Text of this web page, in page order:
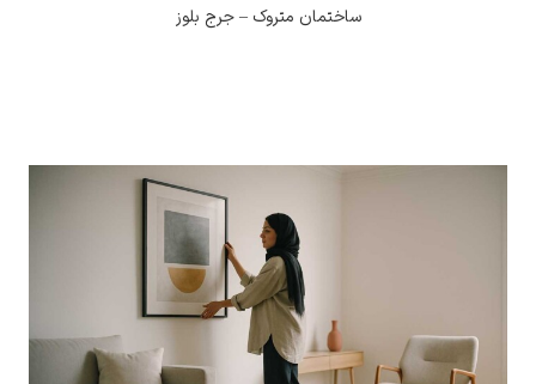
ساختمان متروک – جرج بلوز